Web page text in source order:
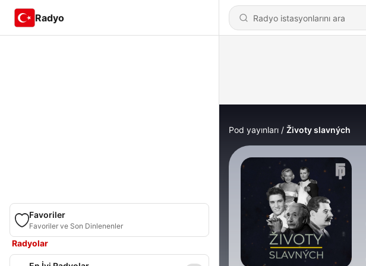
Radyo
Favoriler
Favoriler ve Son Dinlenenler
Radyolar
Pod yayınları Životy slavných